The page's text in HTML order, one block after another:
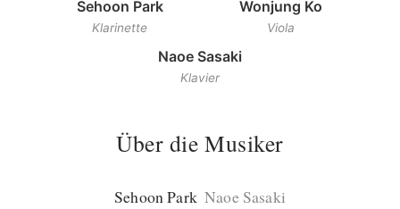
Sehoon Park
Klarinette
Wonjung Ko
Viola
Naoe Sasaki
Klavier
Über die Musiker
Sehoon Park Naoe Sasaki